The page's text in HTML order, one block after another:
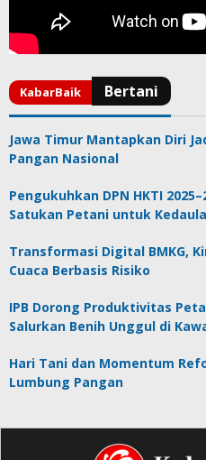
Jawa Timur Mantapkan Diri
Pangan Nasional
Pengukuhkan DPN HKTI
Satukan Petani untuk
Transformasi Digital BMKG,
Cuaca Berbasis Risiko
IPB Dorong Produktivitas
Salurkan Benih Unggul di
Hari Tani dan Momentum
Lumbung Pangan